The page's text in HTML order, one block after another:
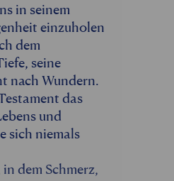
in seinem
einzuholen
dem
seine
nach Wundern.
das
und
sich niemals
dem Schmerz,